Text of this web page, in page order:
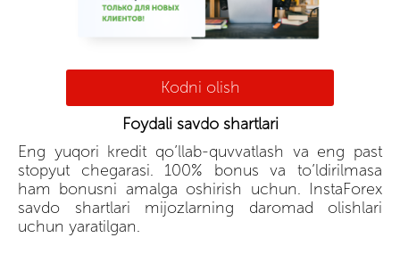
Kodni olish
Foydali savdo shartlari
Eng yuqori kredit qo’llab-quvvatlash va eng past
stopyut chegarasi. 100% bonus va to’ldirilmasa
ham bonusni amalga oshirish uchun. InstaForex
savdo shartlari mijozlarning daromad olishlari
uchun yaratilgan.